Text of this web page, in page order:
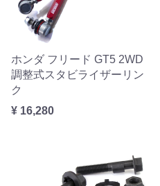
ホンダ フリード GT5 2WD
調整式スタビライザーリン
ク
¥ 16,280